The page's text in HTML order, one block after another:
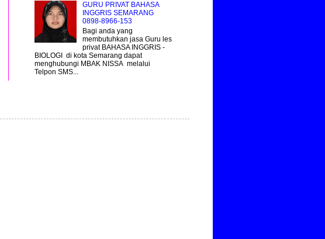
GURU PRIVAT BAHASA
INGGRIS SEMARANG
0898-8966-153
Bagi anda yang
membutuhkan jasa Guru les
privat BAHASA INGGRIS -
BIOLOGI di kota Semarang dapat
menghubungi MBAK NISSA melalui
Telpon SMS...